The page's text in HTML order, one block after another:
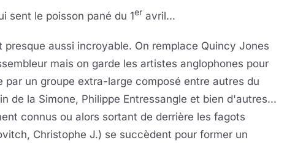
sent le poisson pané du 1er avril...
aussi incroyable. On remplace Quincy Jones
mais on garde les artistes anglophones pour
par un groupe extra-large composé entre autres du
de la Simone, Philippe Entressangle et bien d'autres...
connus ou alors sortant de derrière les fagots
Christophe J.) se succèdent pour former un